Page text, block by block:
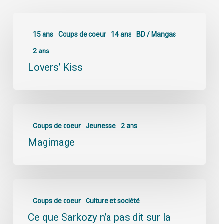
15 ans Coups de coeur 14 ans BD / Mangas
2 ans
Lovers’ Kiss
Coups de coeur Jeunesse 2 ans
Magimage
Coups de coeur Culture et société
Ce que Sarkozy n’a pas dit sur la